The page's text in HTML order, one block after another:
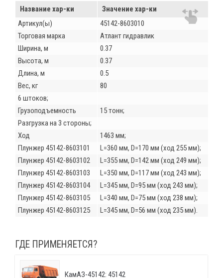
Название хар-ки
Значение хар-ки
Артикул(ы)
45142-8603010
Торговая марка
Атлант гидравлик
Ширина, м
0.37
Высота, м
0.37
Длина, м
0.5
Вес, кг
80
6 штоков;
Грузоподъемность
15 тонн;
Разгрузка на 3 стороны;
Ход
1463 мм;
Плунжер 45142-8603101
L=360 мм, D=170 мм (ход 255 мм);
Плунжер 45142-8603102
L=355 мм, D=142 мм (ход 249 мм);
Плунжер 45142-8603103
L=350 мм, D=117 мм (ход 243 мм);
Плунжер 45142-8603104
L=345 мм, D=95 мм (ход 243 мм);
Плунжер 45142-8603105
L=340 мм, D=75 мм (ход 238 мм);
Плунжер 45142-8603125
L=345 мм, D=56 мм (ход 235 мм).
ГДЕ ПРИМЕНЯЕТСЯ?
КамАЗ-45142: 45142